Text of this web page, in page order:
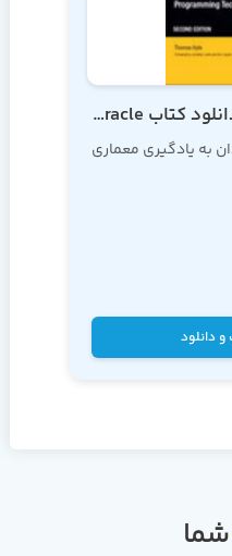
دانلود کتاب اوراکل-دانلود کتاب oracle-
به یادگیری معماری
دانلود
شما